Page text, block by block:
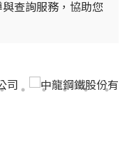
查詢服務，協助您